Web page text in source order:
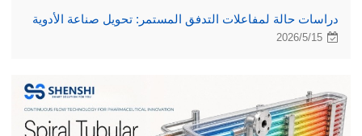
دراسات حالة لمفاعلات التدفق المستمر: تحويل صناعة الأدوية
2026/5/15